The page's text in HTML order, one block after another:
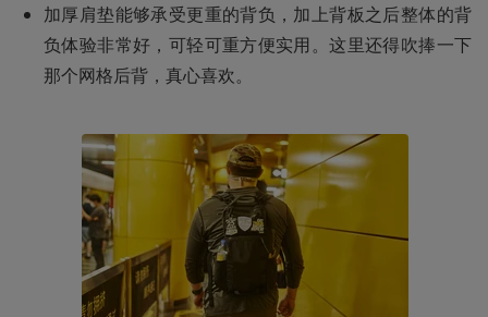
加厚肩垫能够承受更重的背负，加上背板之后整体的背
负体验非常好，可轻可重方便实用。这里还得吹捧一下
那个网格后背，真心喜欢。